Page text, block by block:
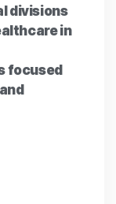
divisions
in
focused